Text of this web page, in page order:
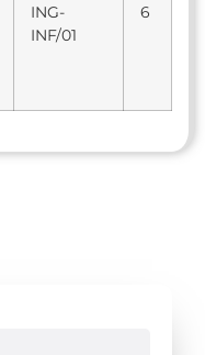
ING-
INF/01
6